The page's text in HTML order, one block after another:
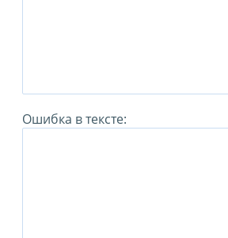
Ошибка в тексте: